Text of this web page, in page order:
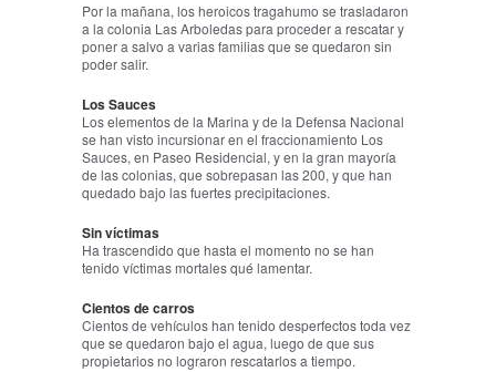
Por la mañana, los heroicos tragahumo se trasladaron
a la colonia Las Arboledas para proceder a rescatar y
poner a salvo a varias familias que se quedaron sin
poder salir.
Los Sauces
Los elementos de la Marina y de la Defensa Nacional
se han visto incursionar en el fraccionamiento Los
Sauces, en Paseo Residencial, y en la gran mayoría
de las colonias, que sobrepasan las 200, y que han
quedado bajo las fuertes precipitaciones.
Sin víctimas
Ha trascendido que hasta el momento no se han
tenido víctimas mortales qué lamentar.
Cientos de carros
Cientos de vehículos han tenido desperfectos toda vez
que se quedaron bajo el agua, luego de que sus
propietarios no lograron rescatarlos a tiempo.